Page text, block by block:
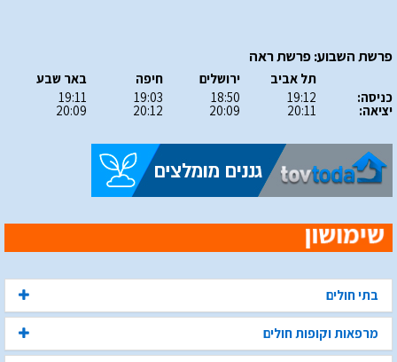
פרשת השבוע: פרשת ראה
כניסה:
יציאה:
תל אביב
19:12
20:11
ירושלים
18:50
20:09
חיפה
19:03
20:12
באר שבע
19:11
20:09
בתי חולים
מרפאות וקופות חולים